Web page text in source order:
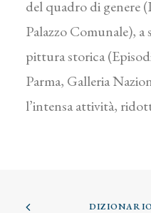
del quadro di genere
Palazzo Comunale),
pittura storica
Parma, Galleria
l’intensa attività,